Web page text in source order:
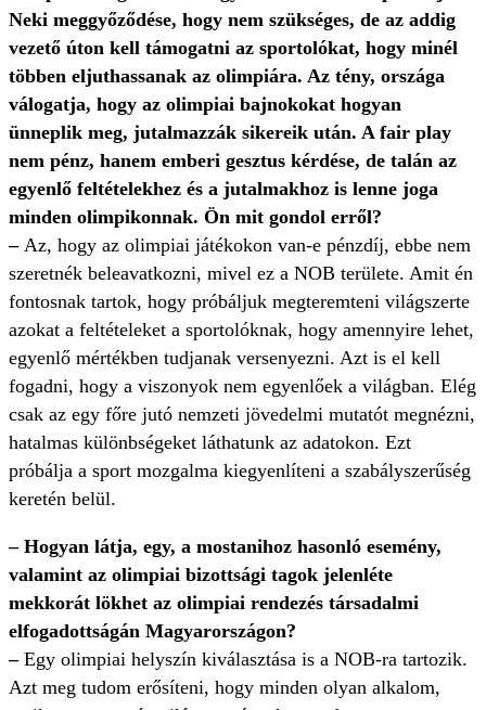
Neki meggyőződése, hogy nem szükséges, de az addig
vezető úton kell támogatni az sportolókat, hogy minél
többen eljuthassanak az olimpiára. Az tény, országa
válogatja, hogy az olimpiai bajnokokat hogyan
ünneplik meg, jutalmazzák sikereik után. A fair play
nem pénz, hanem emberi gesztus kérdése, de talán az
egyenlő feltételekhez és a jutalmakhoz is lenne joga
minden olimpikonnak. Ön mit gondol erről?
– Az, hogy az olimpiai játékokon van-e pénzdíj, ebbe nem
szeretnék beleavatkozni, mivel ez a NOB területe. Amit én
fontosnak tartok, hogy próbáljuk megteremteni világszerte
azokat a feltételeket a sportolóknak, hogy amennyire lehet,
egyenlő mértékben tudjanak versenyezni. Azt is el kell
fogadni, hogy a viszonyok nem egyenlőek a világban. Elég
csak az egy főre jutó nemzeti jövedelmi mutatót megnézni,
hatalmas különbségeket láthatunk az adatokon. Ezt
próbálja a sport mozgalma kiegyenlíteni a szabályszerűség
keretén belül.
– Hogyan látja, egy, a mostanihoz hasonló esemény,
valamint az olimpiai bizottsági tagok jelenléte
mekkorát lökhet az olimpiai rendezés társadalmi
elfogadottságán Magyarországon?
– Egy olimpiai helyszín kiválasztása is a NOB-ra tartozik.
Azt meg tudom erősíteni, hogy minden olyan alkalom,